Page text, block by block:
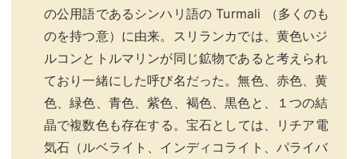
の公用語であるシンハリ語の Turmali （多くのも
のを持つ意）に由来。スリランカでは、黄色いジ
ルコンとトルマリンが同じ鉱物であると考えられ
ており一緒にした呼び名だった。無色、赤色、黄
色、緑色、青色、紫色、褐色、黒色と、１つの結
晶で複数色も存在する。宝石としては、リチア電
気石（ルベライト、インディコライト、パライバ